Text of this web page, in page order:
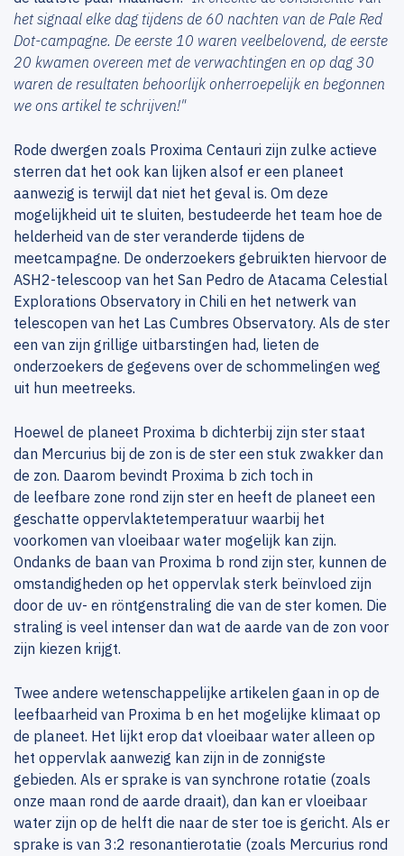
het signaal elke dag tijdens de 60 nachten van de Pale Red
Dot-campagne. De eerste 10 waren veelbelovend, de eerste
20 kwamen overeen met de verwachtingen en op dag 30
waren de resultaten behoorlijk onherroepelijk en begonnen
we ons artikel te schrijven!"
Rode dwergen zoals Proxima Centauri zijn zulke actieve
sterren dat het ook kan lijken alsof er een planeet
aanwezig is terwijl dat niet het geval is. Om deze
mogelijkheid uit te sluiten, bestudeerde het team hoe de
helderheid van de ster veranderde tijdens de
meetcampagne. De onderzoekers gebruikten hiervoor de
ASH2-telescoop van het San Pedro de Atacama Celestial
Explorations Observatory in Chili en het netwerk van
telescopen van het Las Cumbres Observatory. Als de ster
een van zijn grillige uitbarstingen had, lieten de
onderzoekers de gegevens over de schommelingen weg
uit hun meetreeks.
Hoewel de planeet Proxima b dichterbij zijn ster staat
dan Mercurius bij de zon is de ster een stuk zwakker dan
de zon. Daarom bevindt Proxima b zich toch in
de leefbare zone rond zijn ster en heeft de planeet een
geschatte oppervlaktetemperatuur waarbij het
voorkomen van vloeibaar water mogelijk kan zijn.
Ondanks de baan van Proxima b rond zijn ster, kunnen de
omstandigheden op het oppervlak sterk beïnvloed zijn
door de uv- en röntgenstraling die van de ster komen. Die
straling is veel intenser dan wat de aarde van de zon voor
zijn kiezen krijgt.
Twee andere wetenschappelijke artikelen gaan in op de
leefbaarheid van Proxima b en het mogelijke klimaat op
de planeet. Het lijkt erop dat vloeibaar water alleen op
het oppervlak aanwezig kan zijn in de zonnigste
gebieden. Als er sprake is van synchrone rotatie (zoals
onze maan rond de aarde draait), dan kan er vloeibaar
water zijn op de helft die naar de ster toe is gericht. Als er
sprake is van 3:2 resonantierotatie (zoals Mercurius rond